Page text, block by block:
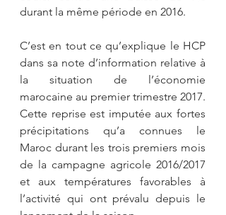
durant la même période en 2016.
C’est en tout ce qu’explique le HCP
dans sa note d’information relative à
la situation de l’économie
marocaine au premier trimestre 2017.
Cette reprise est imputée aux fortes
précipitations qu’a connues le
Maroc durant les trois premiers mois
de la campagne agricole 2016/2017
et aux températures favorables à
l’activité qui ont prévalu depuis le